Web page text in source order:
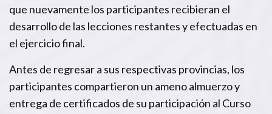
que nuevamente los participantes recibieran el
desarrollo de las lecciones restantes y efectuadas en
el ejercicio final.
Antes de regresar a sus respectivas provincias, los
participantes compartieron un ameno almuerzo y
entrega de certificados de su participación al Curso